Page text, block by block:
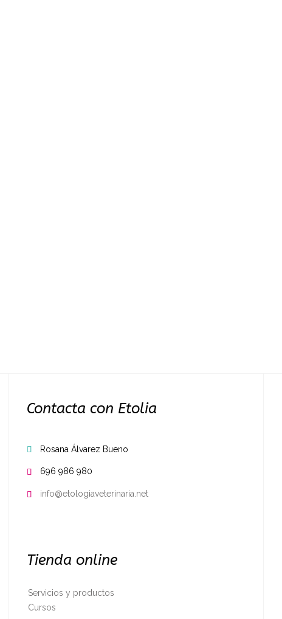
Contacta con Etolia
 Rosana Álvarez Bueno
 696 986 980
 info@etologiaveterinaria.net
Tienda online
Servicios y productos
Cursos